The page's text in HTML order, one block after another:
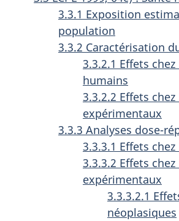
3.3.1 Exposition
population
3.3.2 Caractérisation
3.3.2.1 Effets
humains
3.3.2.2 Effets
expérimentaux
3.3.3 Analyses dose-
3.3.3.1 Effets
3.3.3.2 Effets
expérimentaux
3.3.3.2.1
néoplasiques